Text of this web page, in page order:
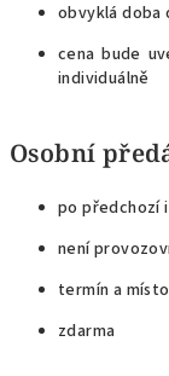
obvyklá doba
cena bude
individuálně
Osobní
po předchozí
není
termín a
zdarma